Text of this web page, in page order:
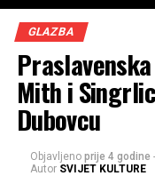
GLAZBA
Mith i
Dubovcu
Objavljeno prije 4 godine -
Autor SVIJET KULTURE